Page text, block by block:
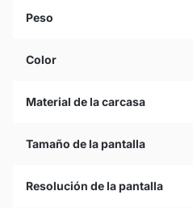
Peso
Color
Material de la carcasa
Tamaño de la pantalla
Resolución de la pantalla